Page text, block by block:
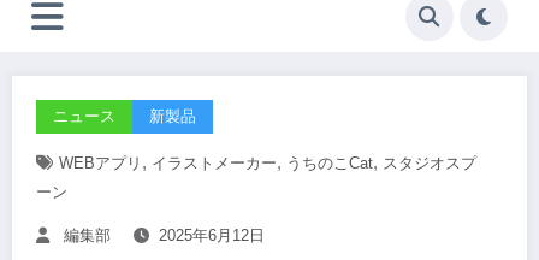
ニュース 新製品
WEBアプリ , イラストメーカー, うちのこcat, スタジオスプ
ーン
編集部 2025年6月12日